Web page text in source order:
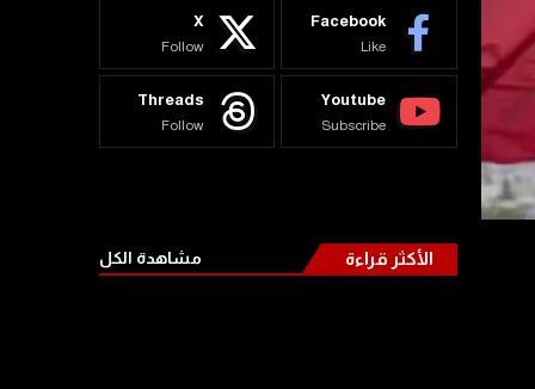
Facebook
Like
X
Follow
Youtube
Subscribe
Threads
Follow
الأكثر قراءة مشاهدة الكل